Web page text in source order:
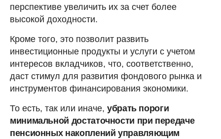
перспективе увеличить их за счет более
высокой доходности.
Кроме того, это позволит развить
инвестиционные продукты и услуги с учетом
интересов вкладчиков, что, соответственно,
даст стимул для развития фондового рынка и
инструментов финансирования экономики.
То есть, так или иначе, убрать пороги
минимальной достаточности при передаче
пенсионных накоплений управляющим